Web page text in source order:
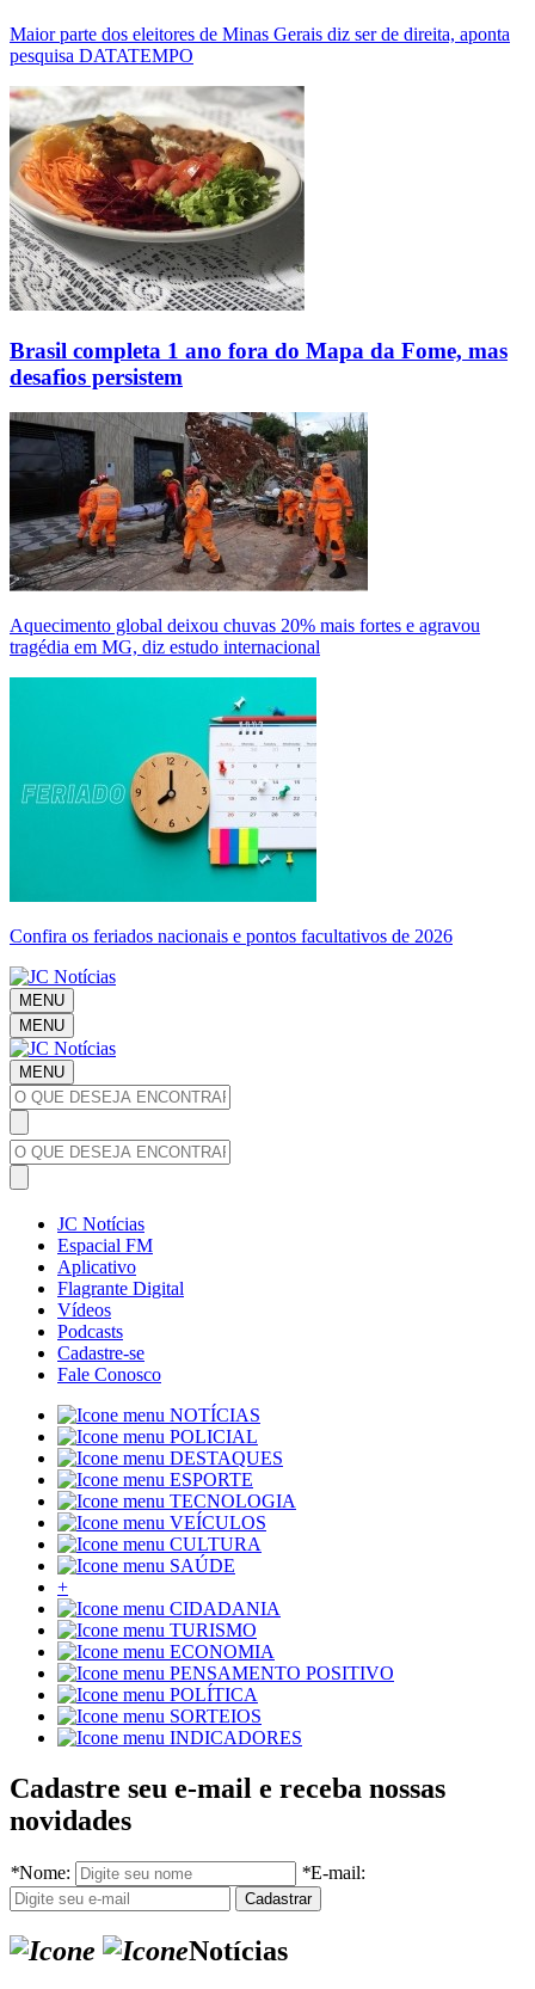
Maior parte dos eleitores de Minas Gerais diz ser de direita, aponta
pesquisa DATATEMPO
Brasil completa 1 ano fora do Mapa da Fome, mas
desafios persistem
Aquecimento global deixou chuvas 20% mais fortes e agravou
tragédia em MG, diz estudo internacional
Confira os feriados nacionais e pontos facultativos de 2026
MENU
MENU
MENU
JC Notícias
Espacial FM
Aplicativo
Flagrante Digital
Vídeos
Podcasts
Cadastre-se
Fale Conosco
NOTÍCIAS
POLICIAL
DESTAQUES
ESPORTE
TECNOLOGIA
VEÍCULOS
CULTURA
SAÚDE
+
CIDADANIA
TURISMO
ECONOMIA
PENSAMENTO POSITIVO
POLÍTICA
SORTEIOS
INDICADORES
Cadastre seu e-mail e receba nossas
novidades
*Nome: *E-mail:
Notícias